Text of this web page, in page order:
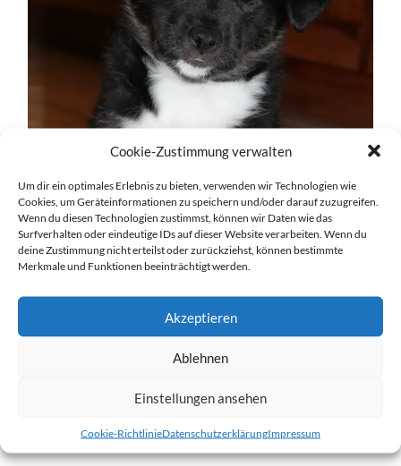
Cookie-Zustimmung verwalten
Um dir ein optimales Erlebnis zu bieten, verwenden wir Technologien wie
Cookies, um Geräteinformationen zu speichern und/oder darauf zuzugreifen.
Wenn du diesen Technologien zustimmst, können wir Daten wie das
Surfverhalten oder eindeutige IDs auf dieser Website verarbeiten. Wenn du
deine Zustimmung nicht erteilst oder zurückziehst, können bestimmte
Merkmale und Funktionen beeinträchtigt werden.
Akzeptieren
Ablehnen
Einstellungen ansehen
Cookie-RichtlinieDatenschutzerklärungImpressum